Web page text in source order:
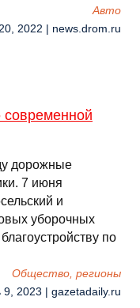
Авто
2022 | news.drom.ru
современной
дорожные
7 июня
и
уборочных
по
Общество, регионы
2023 | gazetadaily.ru